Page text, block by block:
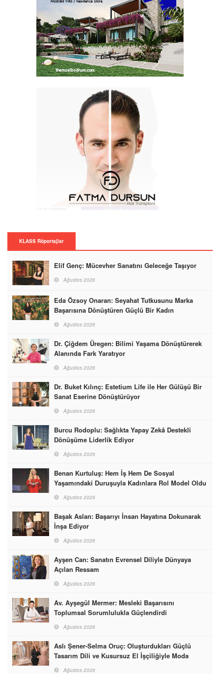
KLASS Röportajlar
Elif Genç: Mücevher Sanatını Geleceğe Taşıyor
Ağustos 2026
Eda Özsoy Onaran: Seyahat Tutkusunu Marka
Başarısına Dönüştüren Güçlü Bir Kadın
Ağustos 2026
Dr. Çiğdem Üregen: Bilimi Yaşama Dönüştürerek
Alanında Fark Yaratıyor
Ağustos 2026
Dr. Buket Kılınç: Estetium Life ile Her Gülüşü Bir
Sanat Eserine Dönüştürüyor
Ağustos 2026
Burcu Rodoplu: Sağlıkta Yapay Zekâ Destekli
Dönüşüme Liderlik Ediyor
Ağustos 2026
Benan Kurtuluş: Hem İş Hem De Sosyal
Yaşamındaki Duruşuyla Kadınlara Rol Model Oldu
Ağustos 2026
Başak Aslan: Başarıyı İnsan Hayatına Dokunarak
İnşa Ediyor
Ağustos 2026
Ayşen Can: Sanatın Evrensel Diliyle Dünyaya
Açılan Ressam
Ağustos 2026
Av. Ayşegül Mermer: Mesleki Başarısını
Toplumsal Sorumlulukla Güçlendirdi
Ağustos 2026
Aslı Şener-Selma Oruç: Oluşturdukları Güçlü
Tasarım Dili ve Kusursuz El İşçiliğiyle Moda
Dünyasına İmzalarını Attılar
Ağustos 2026